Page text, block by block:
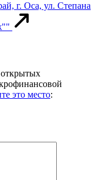
г. Оса, ул. Степана
это место: